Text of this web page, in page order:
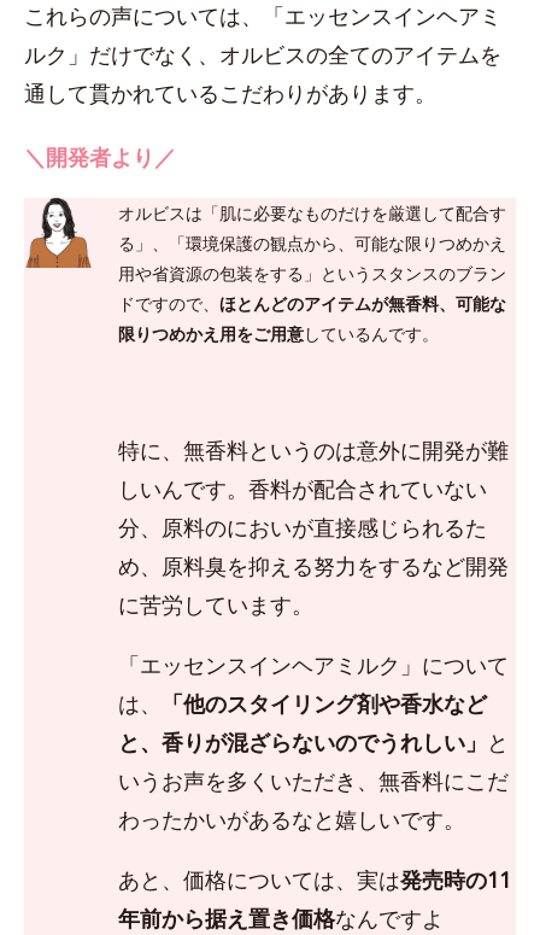
これらの声については、「エッセンスインヘアミ
ルク」だけでなく、オルビスの全てのアイテムを
通して貫かれているこだわりがあります。
＼開発者より／
オルビスは「肌に必要なものだけを厳選して配合す
る」、「環境保護の観点から、可能な限りつめかえ
用や省資源の包装をする」というスタンスのブラン
ドですので、ほとんどのアイテムが無香料、可能な
限りつめかえ用をご用意しているんです。
特に、無香料というのは意外に開発が難
しいんです。香料が配合されていない
分、原料のにおいが直接感じられるた
め、原料臭を抑える努力をするなど開発
に苦労しています。
「エッセンスインヘアミルク」について
は、
「他のスタイリング剤や香水など
と、香りが混ざらないのでうれしい」 と
いうお声を多くいただき、無香料にこだ
わったかいがあるなと嬉しいです。
あと、価格については、実は発売時の11
年前から据え置き価格なんですよ